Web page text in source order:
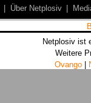
Über Netplosiv
Netplosiv ist
Weitere
Ovango